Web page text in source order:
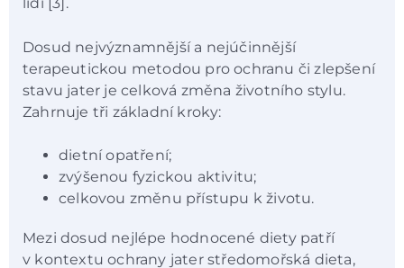
Dosud nejvýznamnější a nejúčinnější
terapeutickou metodou pro ochranu či zlepšení
stavu jater je celková změna životního stylu.
Zahrnuje tři základní kroky:
dietní opatření;
zvýšenou fyzickou aktivitu;
celkovou změnu přístupu k životu.
Mezi dosud nejlépe hodnocené diety patří
v kontextu ochrany jater středomořská dieta,